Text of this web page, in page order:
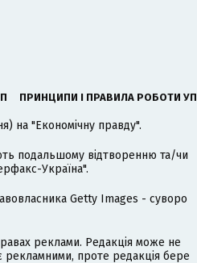
ПРИНЦИПИ І ПРАВИЛА РОБОТИ УП
на "Економічну правду".
подальшому відтворенню та/чи
Україна".
Getty Images - суворо
реклами. Редакція може не
проте редакція бере